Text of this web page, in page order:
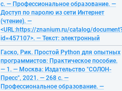
с. — Профессиональное образование. —
Доступ по паролю из сети Интернет
(чтение). —
<URL:https://znanium.ru/catalog/
id=457107>. — Текст: электронный
Гаско, Рик. Простой Python для опытных
программистов: Практическое пособие.
— 1. — Москва: Издательство "СОЛОН-
Пресс", 2021. — 268 с. —
Профессиональное образование. —